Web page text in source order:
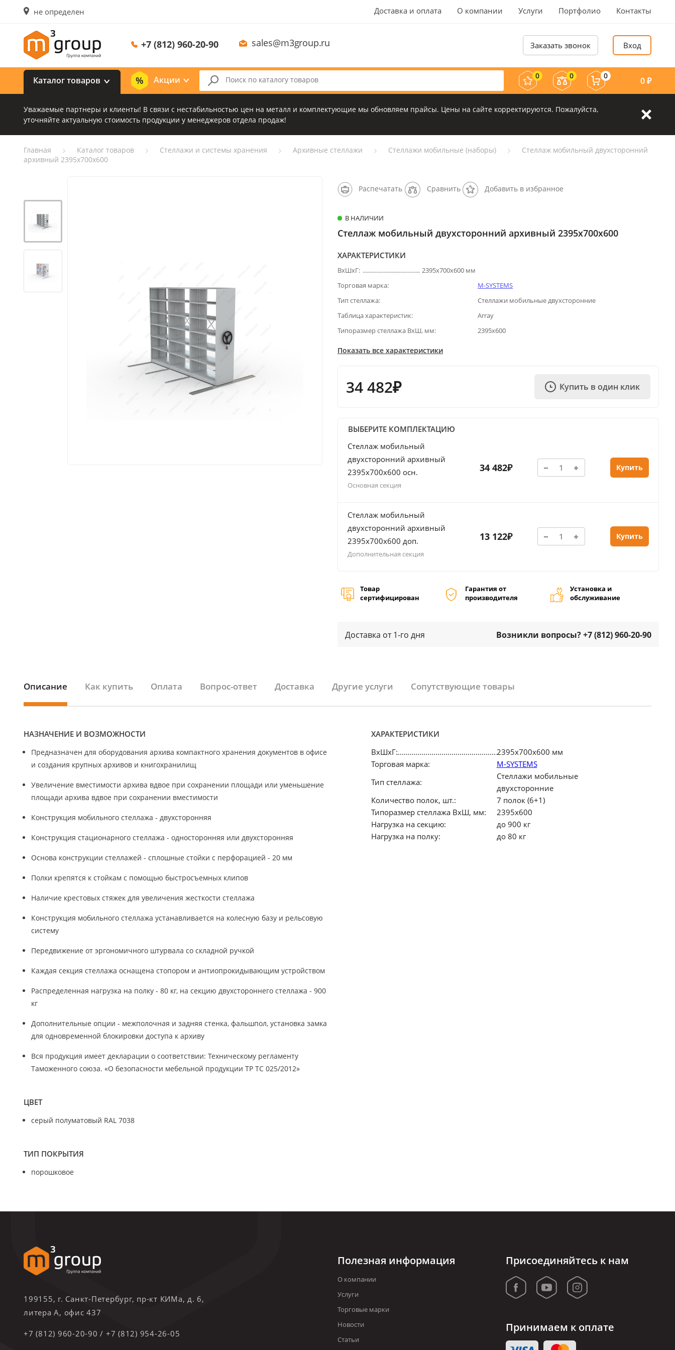
не определен Доставка и оплата О компании Услуги Портфолио Контакты
+7 (812) 960-20-90 sales@m3group.ru Заказать звонок Вход
Каталог товаров Акции 0 0 0 0₽
Уважаемые партнеры и клиенты! В связи с нестабильностью цен на металл и комплектующие мы обновляем прайсы. Цены на сайте корректируются. Пожалуйста,
уточняйте актуальную стоимость продукции у менеджеров отдела продаж!
Главная Каталог товаров Стеллажи и системы хранения Архивные стеллажи Стеллажи мобильные (наборы)
Стеллаж мобильный двухсторонний
архивный 2395х700х600
Распечатать Сравнить Добавить в избранное
В НАЛИЧИИ
Стеллаж мобильный двухсторонний архивный 2395х700х600
ХАРАКТЕРИСТИКИ
ВхШхГ:
2395х700х600 мм
Торговая марка:
M-SYSTEMS
Тип стеллажа:
Стеллажи мобильные двухсторонние
Таблица характеристик:
Array
Типоразмер стеллажа ВхШ, мм:
2395х600
Показать все характеристики
34 482₽ Купить в один клик
ВЫБЕРИТЕ КОМПЛЕКТАЦИЮ
Стеллаж мобильный
двухсторонний архивный
2395х700х600 осн.
Основная секция
34 482₽ Купить
Стеллаж мобильный
двухсторонний архивный
2395х700х600 доп.
Дополнительная секция
13 122₽ Купить
Товар
сертифицирован
Гарантия от
производителя
Установка и
обслуживание
Доставка от 1-го дня Возникли вопросы? +7 (812) 960-20-90
Описание Как купить Оплата Вопрос-ответ Доставка Другие услуги Сопутствующие товары
НАЗНАЧЕНИЕ И ВОЗМОЖНОСТИ
Предназначен для оборудования архива компактного хранения документов в офисе
и создания крупных архивов и книгохранилищ
Увеличение вместимости архива вдвое при сохранении площади или уменьшение
площади архива вдвое при сохранении вместимости
Конструкция мобильного стеллажа - двухсторонняя
Конструкция стационарного стеллажа - односторонняя или двухсторонняя
Основа конструкции стеллажей - сплошные стойки с перфорацией - 20 мм
Полки крепятся к стойкам с помощью быстросъемных клипов
Наличие крестовых стяжек для увеличения жесткости стеллажа
Конструкция мобильного стеллажа устанавливается на колесную базу и рельсовую
систему
Передвижение от эргономичного штурвала со складной ручкой
Каждая секция стеллажа оснащена стопором и антиопрокидывающим устройством
Распределенная нагрузка на полку - 80 кг, на секцию двухстороннего стеллажа - 900
кг
Дополнительные опции - межполочная и задняя стенка, фальшпол, установка замка
для одновременной блокировки доступа к архиву
Вся продукция имеет декларации о соответствии: Техническому регламенту
Таможенного союза. «О безопасности мебельной продукции ТР ТС 025/2012»
ЦВЕТ
серый полуматовый RAL 7038
ТИП ПОКРЫТИЯ
порошковое
ХАРАКТЕРИСТИКИ
ВхШхГ:
2395х700х600 мм
Торговая марка:
M-SYSTEMS
Тип стеллажа:
Стеллажи мобильные
двухсторонние
Количество полок, шт.:
7 полок (6+1)
Типоразмер стеллажа ВхШ, мм:
2395х600
Нагрузка на секцию:
до 900 кг
Нагрузка на полку:
до 80 кг
199155, г. Санкт-Петербург, пр-кт КИМа, д. 6,
литера А, офис 437
+7 (812) 960-20-90 / +7 (812) 954-26-05
Полезная информация
О компании
Услуги
Торговые марки
Новости
Статьи
Присоединяйтесь к нам
Принимаем к оплате